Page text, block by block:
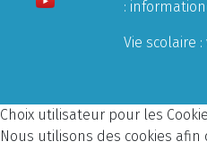
:
Vie scolaire :
Choix utilisateur pour les
Nous utilisons des cookies